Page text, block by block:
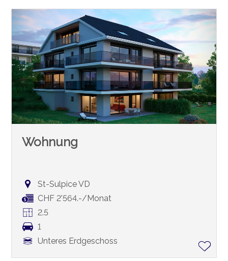
Wohnung
St-Sulpice VD
CHF 2'564.-/Monat
2.5
1
Unteres Erdgeschoss